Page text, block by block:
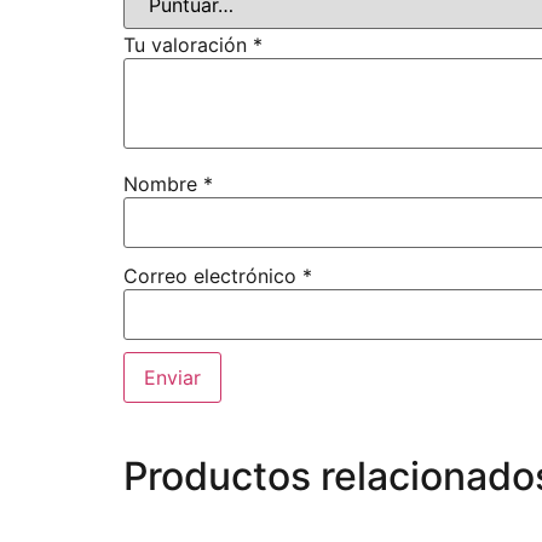
Tu valoración *
Nombre *
Correo electrónico *
Productos